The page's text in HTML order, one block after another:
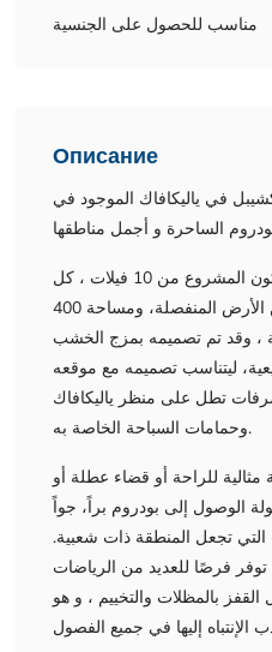
مناسب للحصول على الجنسية
Описание
في ياليكافاك الموجود في
ضمن 8 فدان من الأرض ؛ يتكون المشروع من 10 فيلات ، كل
فيلا بمساحة 800 متر مربع من الأرض المنفصلة، ومساحة 400
، وقد تم تصميمه بمزج الخشب
ليتناسب تصميمه مع موقعه
تطل على منظر ياليكافاك
وحمامات السباحة الخاصة به.
للراحة أو قضاء عطلة أو
الوصول إلى بودروم براً، جواً
تجعل المنطقة ذات شعبية.
فرصًا للعديد من الرياضات
بالمظلات والتخييم ، و هو